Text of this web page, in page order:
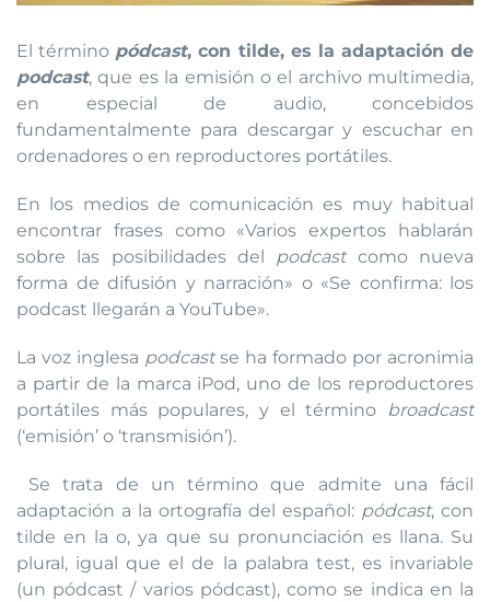
El término pódcast, con tilde, es la adaptación de
podcast, que es la emisión o el archivo multimedia,
en especial de audio, concebidos
fundamentalmente para descargar y escuchar en
ordenadores o en reproductores portátiles.
En los medios de comunicación es muy habitual
encontrar frases como «Varios expertos hablarán
sobre las posibilidades del podcastcomo nueva
forma de difusión y narración» o «Se confirma: los
podcast llegarán a YouTube».
La voz inglesa podcastse ha formado por acronimia
a partir de la marca iPod, uno de los reproductores
portátiles más populares, y el término broadcast
(‘emisión’ o ‘transmisión’).
Se trata de un término que admite una fácil
adaptación a la ortografía del español: pódcast, con
tilde en la o, ya que su pronunciación es llana. Su
plural, igual que el de la palabra test, es invariable
(un pódcast / varios pódcast), como se indica en la